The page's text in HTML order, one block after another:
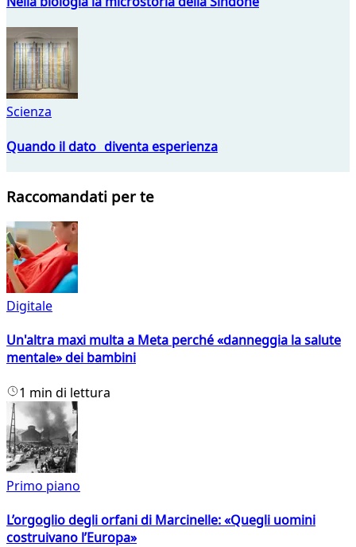
Scienza
Quando il dato diventa esperienza
Raccomandati per te
Digitale
Un'altra maxi multa a Meta perché «danneggia la salute
mentale» dei bambini
1 min di lettura
Primo piano
L’orgoglio degli orfani di Marcinelle: «Quegli uomini
costruivano l’Europa»